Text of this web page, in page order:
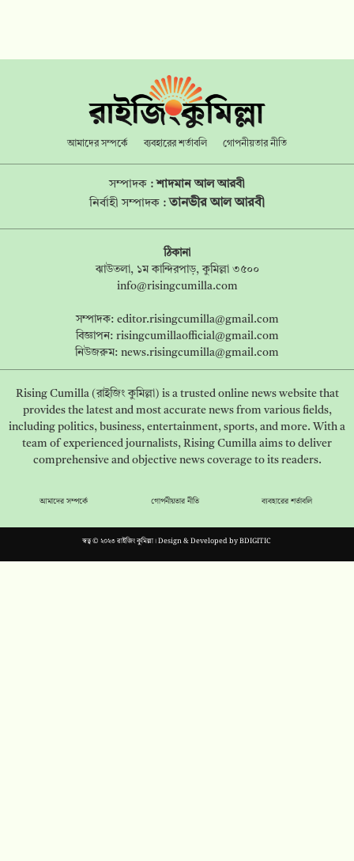
আমাদের সম্পর্কে ব্যবহারের শর্তাবলি গোপনীয়তার নীতি
সম্পাদক :শাদমান আল আরবী
নির্বাহী সম্পাদক : তানভীর আল আরবী
ঠিকানা
ঝাউতলা, ১ম কান্দিরপাড়, কুমিল্লা ৩৫০০
info@risingcumilla.com
সম্পাদক: editor.risingcumilla@gmail.com
বিজ্ঞাপন: risingcumillaofficial@gmail.com
নিউজরুম: news.risingcumilla@gmail.com
Rising Cumilla (রাইজিং কুমিল্লা) is a trusted online news website that
provides the latest and most accurate news from various fields,
including politics, business, entertainment, sports, and more. With a
team of experienced journalists, Rising Cumilla aims to deliver
comprehensive and objective news coverage to its readers.
আমাদের সম্পর্কে গোপনীয়তার নীতি ব্যবহারের শর্তাবলি
স্বত্ব © ২০২৩ রাইজিং কুমিল্লা। Design & Developed byBDIGITIC